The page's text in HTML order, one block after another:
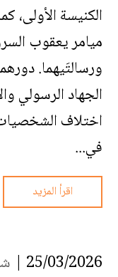
الكنيسة الأولى،
ميامر يعقوب
ورسالتَيهما.
الجهاد الرسولي
اختلاف
في...
اقرأ المزيد
25/03/2026 |